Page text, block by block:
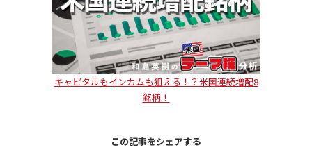
キャピタルもインカムも狙える！？米国連続増配8
銘柄！
この記事をシェアする